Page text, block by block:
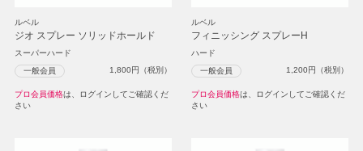
ルベル
ジオ スプレー ソリッドホールド
スーパーハード
一般会員 1,800円（税別）
プロ会員価格は、ログインしてご確認くだ
さい
ルベル
フィニッシング スプレーH
ハード
一般会員 1,200円（税別）
プロ会員価格は、ログインしてご確認くだ
さい